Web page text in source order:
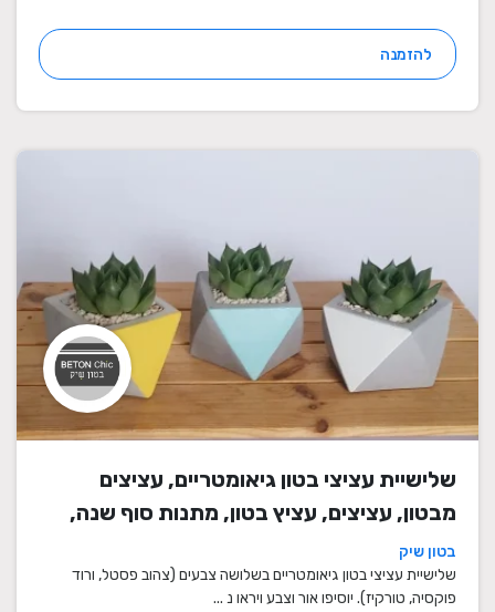
להזמנה
שלישיית עציצי בטון גיאומטריים, עציצים
מבטון, עציצים, עציץ בטון, מתנות סוף שנה,
מתנה לבית, מתנה ליום הולדת, עיצוב הבית,
מתנות סוף שנה למורים
בטון שיק
שלישיית עציצי בטון גיאומטריים בשלושה צבעים (צהוב פסטל, ורוד
פוקסיה, טורקיז). יוסיפו אור וצבע ויראו נ ...